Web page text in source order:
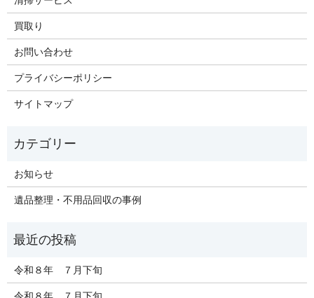
買取り
お問い合わせ
プライバシーポリシー
サイトマップ
お知らせ
遺品整理・不用品回収の事例
令和８年 ７月下旬
令和８年 ７月下旬